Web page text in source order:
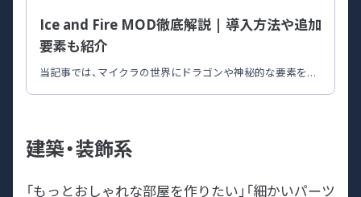
Ice and Fire MOD徹底解説 | 導入方法や追加
要素も紹介
当記事では、マイクラの世界にドラゴンや神秘的な要素を追
建築・装飾系
「もっとおしゃれな部屋を作りたい」「細かいパーツ